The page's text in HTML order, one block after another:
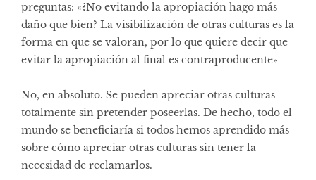
preguntas: «¿No evitando la apropiación hago más
daño que bien? La visibilización de otras culturas es la
forma en que se valoran, por lo que quiere decir que
evitar la apropiación al final es contraproducente»
No, en absoluto. Se pueden apreciar otras culturas
totalmente sin pretender poseerlas. De hecho, todo el
mundo se beneficiaría si todos hemos aprendido más
sobre cómo apreciar otras culturas sin tener la
necesidad de reclamarlos.